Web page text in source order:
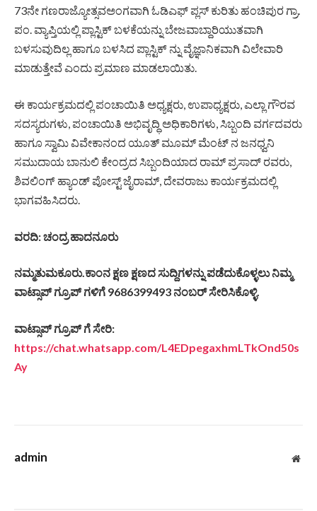
73ನೇ ಗಣರಾಜ್ಯೋತ್ಸವಅಂಗವಾಗಿ ಓಡಿಎಫ್ ಪ್ಲಸ್ ಕುರಿತು ಹಂಚಿಪುರ ಗ್ರಾ.
ಪಂ. ವ್ಯಾಪ್ತಿಯಲ್ಲಿ ಪ್ಲಾಸ್ಟಿಕ್ ಬಳಕೆಯನ್ನು ಬೇಜವಾಬ್ದಾರಿಯುತವಾಗಿ
ಬಳಸುವುದಿಲ್ಲ ಹಾಗೂ ಬಳಸಿದ ಪ್ಲಾಸ್ಟಿಕ್ ನ್ನು ವೈಜ್ಞಾನಿಕವಾಗಿ ವಿಲೇವಾರಿ
ಮಾಡುತ್ತೇವೆ ಎಂದು ಪ್ರಮಾಣ ಮಾಡಲಾಯಿತು.
ಈ ಕಾರ್ಯಕ್ರಮದಲ್ಲಿ ಪಂಚಾಯಿತಿ ಅಧ್ಯಕ್ಷರು, ಉಪಾಧ್ಯಕ್ಷರು, ಎಲ್ಲಾ ಗೌರವ
ಸದಸ್ಯರುಗಳು, ಪಂಚಾಯಿತಿ ಅಭಿವೃದ್ಧಿ ಅಧಿಕಾರಿಗಳು, ಸಿಬ್ಬಂದಿ ವರ್ಗದವರು
ಹಾಗೂ ಸ್ವಾಮಿ ವಿವೇಕಾನಂದ ಯೂತ್ ಮೂಮ್ ಮೆಂಟ್ ನ ಜನಧ್ವನಿ
ಸಮುದಾಯ ಬಾನುಲಿ ಕೇಂದ್ರದ ಸಿಬ್ಬಂದಿಯಾದ ರಾಮ್ ಪ್ರಸಾದ್ ರವರು,
ಶಿವಲಿಂಗ್ ಹ್ಯಾಂಡ್ ಪೋಸ್ಟ್ ಜೈರಾಮ್, ದೇವರಾಜು ಕಾರ್ಯಕ್ರಮದಲ್ಲಿ
ಭಾಗವಹಿಸಿದರು.
ವರದಿ: ಚಂದ್ರ ಹಾದನೂರು
ನಮ್ಮತುಮಕೂರು.ಕಾಂನ ಕ್ಷಣ ಕ್ಷಣದ ಸುದ್ದಿಗಳನ್ನು ಪಡೆದುಕೊಳ್ಳಲು ನಿಮ್ಮ
ವಾಟ್ಸಾಪ್ ಗ್ರೂಪ್ ಗಳಿಗೆ 9686399493 ನಂಬರ್ ಸೇರಿಸಿಕೊಳ್ಳಿ.
ವಾಟ್ಸಾಪ್ ಗ್ರೂಪ್ ಗೆ ಸೇರಿ:
https://chat.whatsapp.com/L4EDpegaxhmLTkOnd50s
Ay
admin